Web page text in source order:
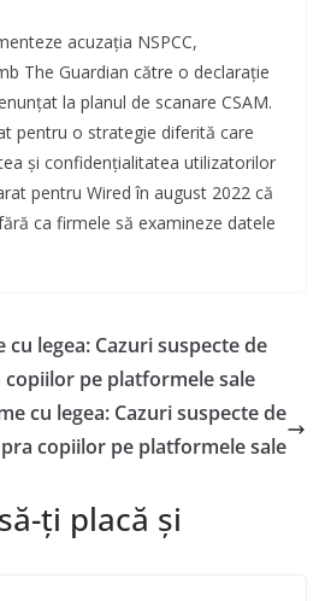
acuzația NSPCC,
The Guardian către o declarație
la planul de scanare CSAM.
pentru o strategie diferită care
și confidențialitatea utilizatorilor
pentru Wired în august 2022 că
ca firmele să examineze datele
legea: Cazuri suspecte de
copiilor pe platformele sale
cu legea: Cazuri suspecte de
copiilor pe platformele sale
ți placă și